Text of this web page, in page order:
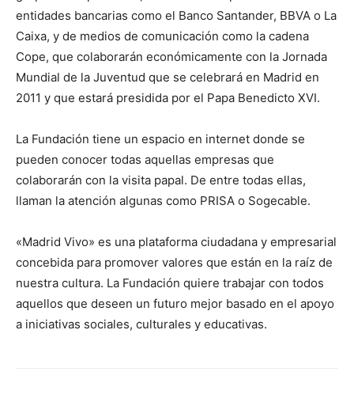
entidades bancarias como el Banco Santander, BBVA o La
Caixa, y de medios de comunicación como la cadena
Cope, que colaborarán económicamente con la Jornada
Mundial de la Juventud que se celebrará en Madrid en
2011 y que estará presidida por el Papa Benedicto XVI.
La Fundación tiene un espacio en internet donde se
pueden conocer todas aquellas empresas que
colaborarán con la visita papal. De entre todas ellas,
llaman la atención algunas como PRISA o Sogecable.
«Madrid Vivo» es una plataforma ciudadana y empresarial
concebida para promover valores que están en la raíz de
nuestra cultura. La Fundación quiere trabajar con todos
aquellos que deseen un futuro mejor basado en el apoyo
a iniciativas sociales, culturales y educativas.